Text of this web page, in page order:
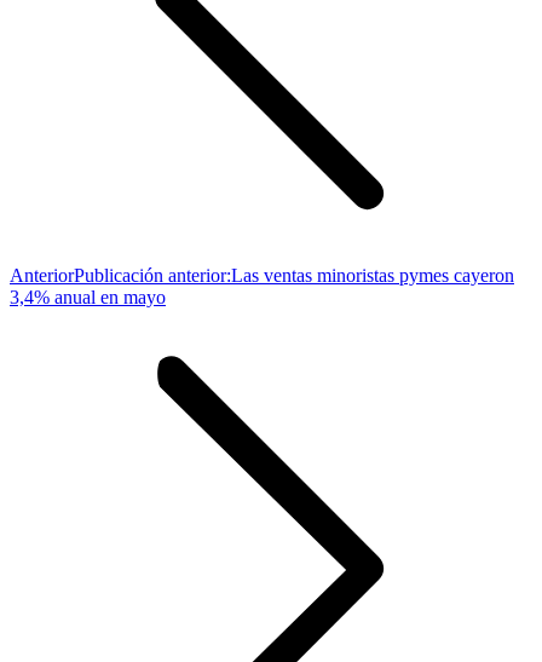
AnteriorPublicación anterior:Las ventas minoristas pymes cayeron
3,4% anual en mayo